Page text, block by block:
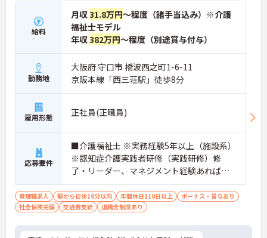
給料
月収31.8万円～程度（諸手当込み）※介護
福祉士モデル
年収382万円～程度（別途賞与付与）
勤務地
大阪府 守口市 橋波西之町1-6-11
京阪本線「西三荘駅」徒歩8分
雇用形態 正社員(正職員)
応募要件
■介護福祉士 ※実務経験5年以上（施設系）
※認知症介護実践者研修（実践研修）修
了・リーダー、マネジメント経験あれば尚
可
管理職求人 駅から徒歩10分以内 年間休日110日以上
ボーナス・賞与あり
社会保険完備
交通費支給 退職金制度あり